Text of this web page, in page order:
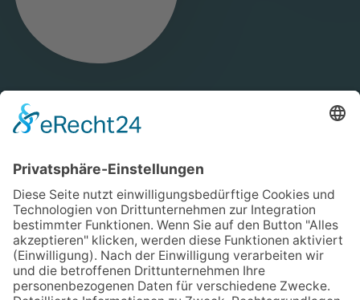
MEHR ÜBER DIE LGS ELLWANGEN
Blumen- & Garten-Vielfalt
Natur pur vom 24.04.26 bis zum 04.10.26.
Veranstaltungen für die Großen & die Kleinen
Kunst, Konzerte & Kultur mit regionalen Stars
Kochevents & Festivals, Action, Sport & Spaß